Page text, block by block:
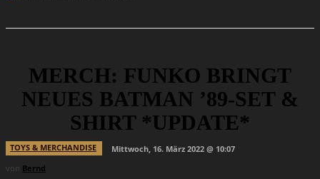
MERCH: FUNKO BRINGT
NEUES BATMAN ’89-SET &
SHIRT *UPDATE*
TOYS & MERCHANDISE
Mittwoch, 16. März 2022 @ 10:07
von Bernd